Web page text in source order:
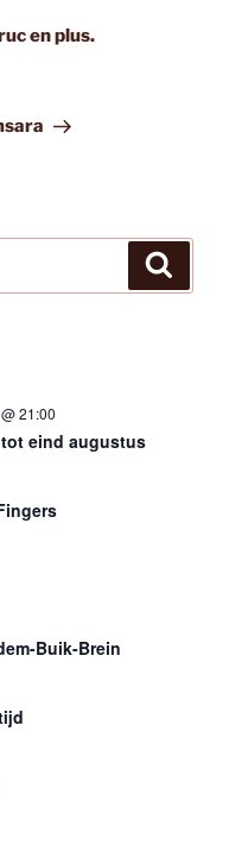
en plus.
21:00
eind augustus
Buik-Brein